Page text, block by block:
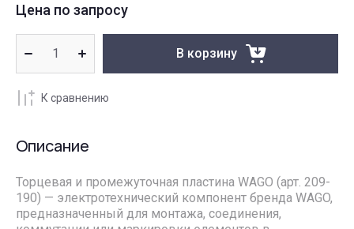
Цена по запросу
В корзину
К сравнению
Описание
Торцевая и промежуточная пластина WAGO (арт. 209-
190) — электротехнический компонент бренда WAGO,
предназначенный для монтажа, соединения,